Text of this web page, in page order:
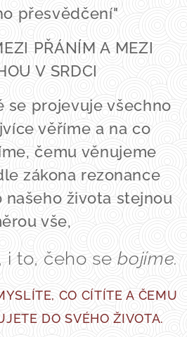
přesvědčení"
PŘÁNÍM A MEZI
V SRDCI
se projevuje všechno
věříme a na co
čemu věnujeme
zákona rezonance
života stejnou
vše,
, i to, čeho sebojíme.
CO CÍTÍTE A ČEMU
DO SVÉHO ŽIVOTA.